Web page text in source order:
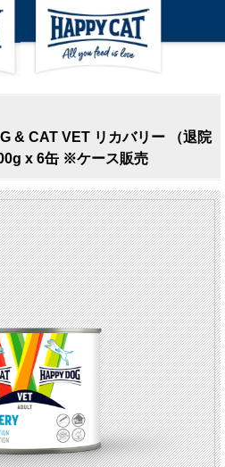
& CAT VET リカバリー （退院
x 6缶 ※ケース販売